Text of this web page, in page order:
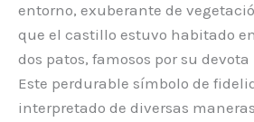
entorno, exuberante de
que el castillo estuvo habitado
dos patos, famosos por su
Este perdurable símbolo de
interpretado de diversas